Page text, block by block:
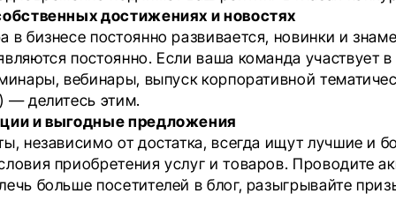
достижениях и новостях
в бизнесе постоянно развивается, новинки и
постоянно. Если ваша команда участвует в
вебинары, выпуск корпоративной
— делитесь этим.
и выгодные предложения
независимо от достатка, всегда ищут лучшие и
приобретения услуг и товаров. Проводите
больше посетителей в блог, разыгрывайте